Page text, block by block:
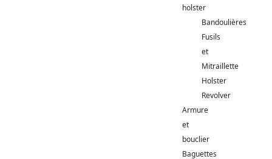
holster
Bandoulières
Fusils
et
Mitraillette
Holster
Revolver
Armure
et
bouclier
Baguettes